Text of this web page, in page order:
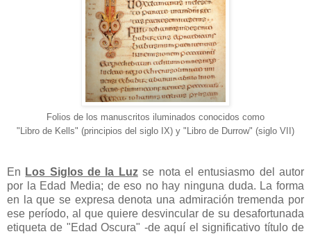
Folios de los manuscritos iluminados conocidos como
"Libro de Kells" (principios del siglo IX) y "Libro de Durrow" (siglo VII)
En Los Siglos de la Luzse nota el entusiasmo del autor
por la Edad Media; de eso no hay ninguna duda. La forma
en la que se expresa denota una admiración tremenda por
ese período, al que quiere desvincular de su desafortunada
etiqueta de "Edad Oscura" -de aquí el significativo título de